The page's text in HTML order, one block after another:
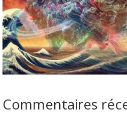
Commentaires